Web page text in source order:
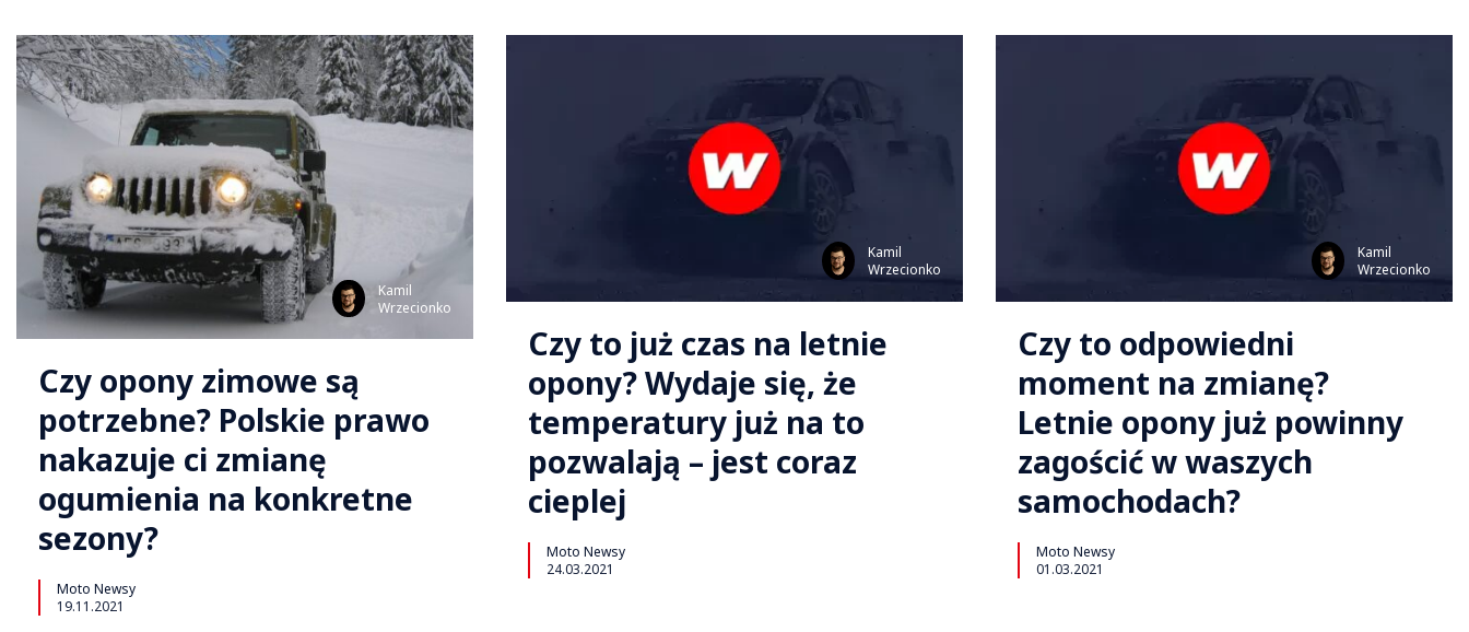
Kamil
Wrzecionko
Czy opony zimowe są
potrzebne? Polskie prawo
nakazuje ci zmianę
ogumienia na konkretne
sezony?
Moto Newsy
19.11.2021
Kamil
Wrzecionko
Czy to już czas na letnie
opony? Wydaje się, że
temperatury już na to
pozwalają – jest coraz
cieplej
Moto Newsy
24.03.2021
Kamil
Wrzecionko
Czy to odpowiedni
moment na zmianę?
Letnie opony już powinny
zagościć w waszych
samochodach?
Moto Newsy
01.03.2021